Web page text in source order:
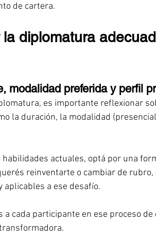
de cartera.
diplomatura
modalidad preferida y perfil
es importante reflexionar
la duración, la modalidad
actuales, optá por una
reinventarte o cambiar de
aplicables a ese desafío.
a cada participante en ese proceso